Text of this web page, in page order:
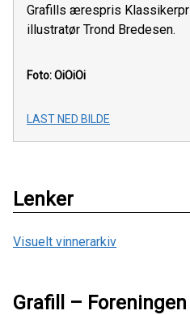
Grafills ærespris
illustratør Trond Bredesen.
Foto: OiOiOi
LAST NED BILDE
Lenker
Visuelt vinnerarkiv
Grafill –